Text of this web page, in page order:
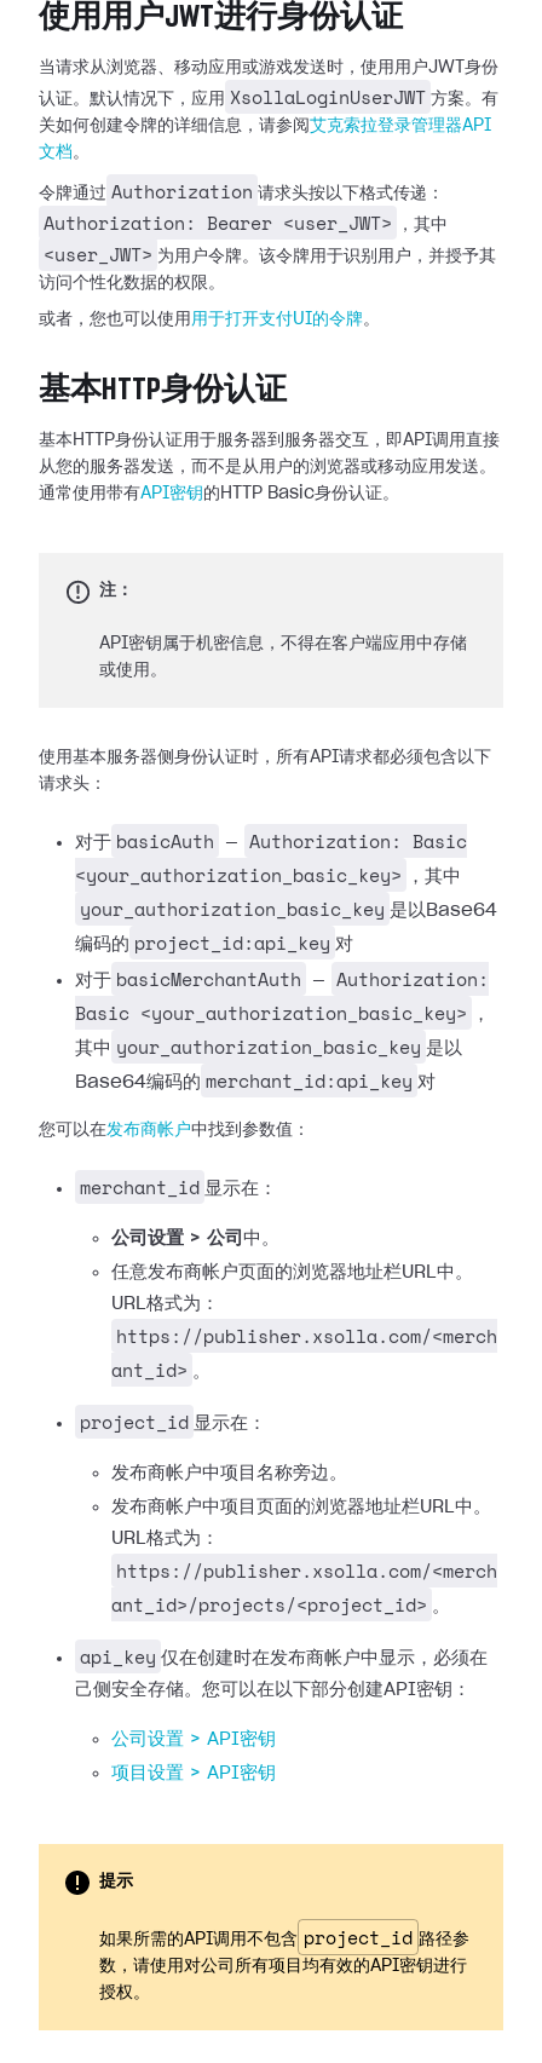
使用用户JWT进行身份认证
当请求从浏览器、移动应用或游戏发送时，使用用户JWT身份
认证。默认情况下，应用 XsollaLoginUserJWT 方案。有
关如何创建令牌的详细信息，请参阅 艾克索拉登录管理器API
文档。
令牌通过 Authorization 请求头按以下格式传递：
Authorization: Bearer <user_JWT> ，其中
<user_JWT> 为用户令牌。该令牌用于识别用户，并授予其
访问个性化数据的权限。
或者，您也可以使用 用于打开支付UI的令牌。
基本HTTP身份认证
基本HTTP身份认证用于服务器到服务器交互，即API调用直接
从您的服务器发送，而不是从用户的浏览器或移动应用发送。
通常使用带有API密钥 的HTTP Basic身份认证。
注：
API密钥属于机密信息，不得在客户端应用中存储
或使用。
使用基本服务器侧身份认证时，所有API请求都必须包含以下
请求头：
对于 basicAuth —
Authorization: Basic
<your_authorization_basic_key>
，其中
your_authorization_basic_key 是以Base64
编码的 project_id:api_key 对
对于 basicMerchantAuth —
Authorization:
Basic <your_authorization_basic_key>
，
其中 your_authorization_basic_key 是以
Base64编码的 merchant_id:api_key 对
您可以在发布商帐户中找到参数值：
merchant_id 显示在：
公司设置 > 公司 中。
任意发布商帐户页面的浏览器地址栏URL中。
URL格式为：
https://publisher.xsolla.com/<merch
ant_id> 。
project_id 显示在：
发布商帐户中项目名称旁边。
发布商帐户中项目页面的浏览器地址栏URL中。
URL格式为：
https://publisher.xsolla.com/<merch
ant_id>/projects/<project_id> 。
api_key 仅在创建时在发布商帐户中显示，必须在
己侧安全存储。您可以在以下部分创建API密钥：
公司设置 > API密钥
项目设置 > API密钥
提示
如果所需的API调用不包含 project_id 路径参
数，请使用对公司所有项目均有效的API密钥进行
授权。